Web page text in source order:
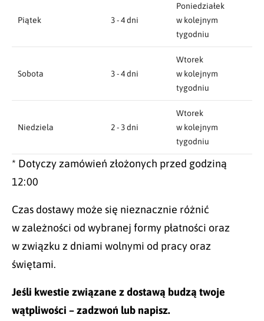
Piątek 3 - 4 dni
Poniedziałek
w kolejnym
tygodniu
Sobota 3 - 4 dni
Wtorek
w kolejnym
tygodniu
Niedziela 2 - 3 dni
Wtorek
w kolejnym
tygodniu
* Dotyczy zamówień złożonych przed godziną
12:00
Czas dostawy może się nieznacznie różnić
w zależności od wybranej formy płatności oraz
w związku z dniami wolnymi od pracy oraz
świętami.
Jeśli kwestie związane z dostawą budzą twoje
wątpliwości – zadzwoń lub napisz.